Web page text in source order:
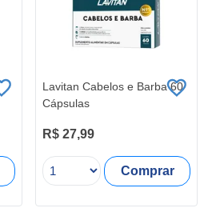
Lavitan Cabelos e Barba 60
Cápsulas
R$ 27,99
Comprar